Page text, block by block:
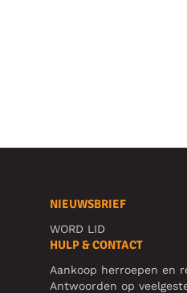
NIEUWSBRIEF
WORD LID
HULP & CONTACT
Aankoop herroepen en
Antwoorden op